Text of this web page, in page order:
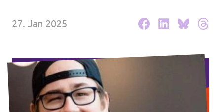
Jobs bei Volt Hessen
27. Jan 2025